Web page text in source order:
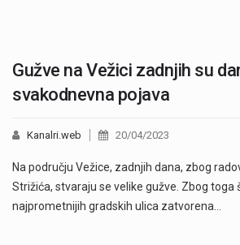
Gužve na Vežici zadnjih su
svakodnevna pojava
Kanalri.web 20/04/2023
Na području Vežice, zadnjih dana, zbog
Strižića, stvaraju se velike gužve. Zbog toga
najprometnijih gradskih ulica zatvorena…